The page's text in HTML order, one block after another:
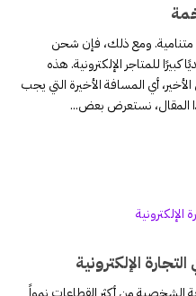
متنامية. ومع ذلك، فإن شحن
للمتاجر الإلكترونية. هذه
أي المسافة الأخيرة التي يجب
المقال، نستعرض بعض...
الإلكترونية